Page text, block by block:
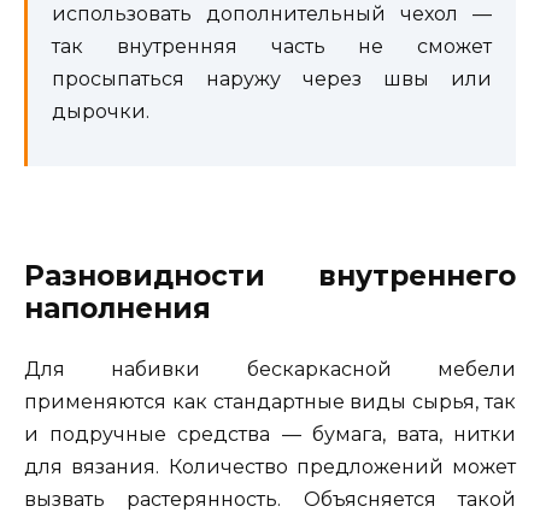
использовать дополнительный чехол —
так внутренняя часть не сможет
просыпаться наружу через швы или
дырочки.
Разновидности внутреннего
наполнения
Для набивки бескаркасной мебели
применяются как стандартные виды сырья, так
и подручные средства — бумага, вата, нитки
для вязания. Количество предложений может
вызвать растерянность. Объясняется такой